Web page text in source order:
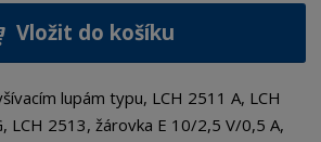
Vložit do košíku
lupám typu, LCH 2511 A, LCH
LCH 2513, žárovka E 10/2,5 V/0,5 A,